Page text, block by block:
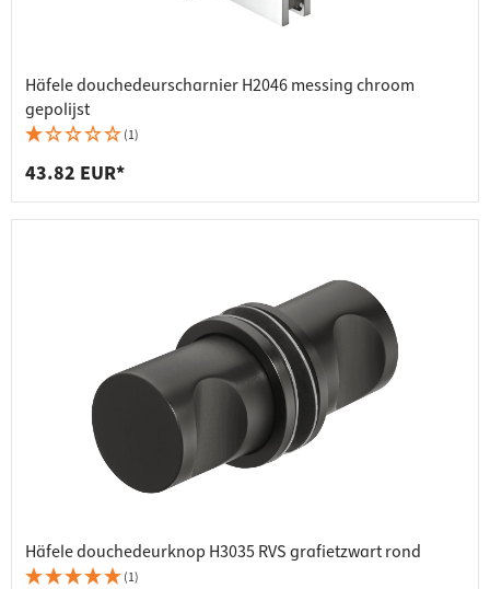
Häfele douchedeurscharnier H2046 messing chroom
gepolijst
(1)
43.82 EUR*
Häfele douchedeurknop H3035 RVS grafietzwart rond
(1)